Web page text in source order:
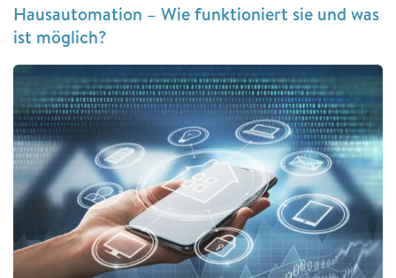
Hausautomation – Wie funktioniert sie und was
ist möglich?